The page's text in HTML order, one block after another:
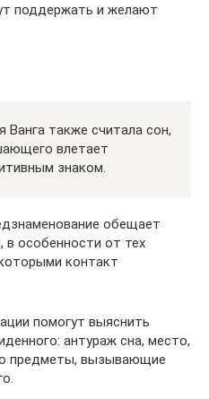
поддержать и желают
Ванга также считала сон,
влетает
знаком.
обещает
в особенности от тех
контакт
помогут выяснить
антураж сна, место,
предметы, вызывающие